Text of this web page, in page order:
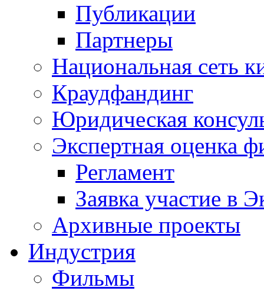
Публикации
Партнеры
Национальная сеть
Краудфандинг
Юридическая
Экспертная оценка
Регламент
Заявка участие в
Архивные проекты
Индустрия
Фильмы